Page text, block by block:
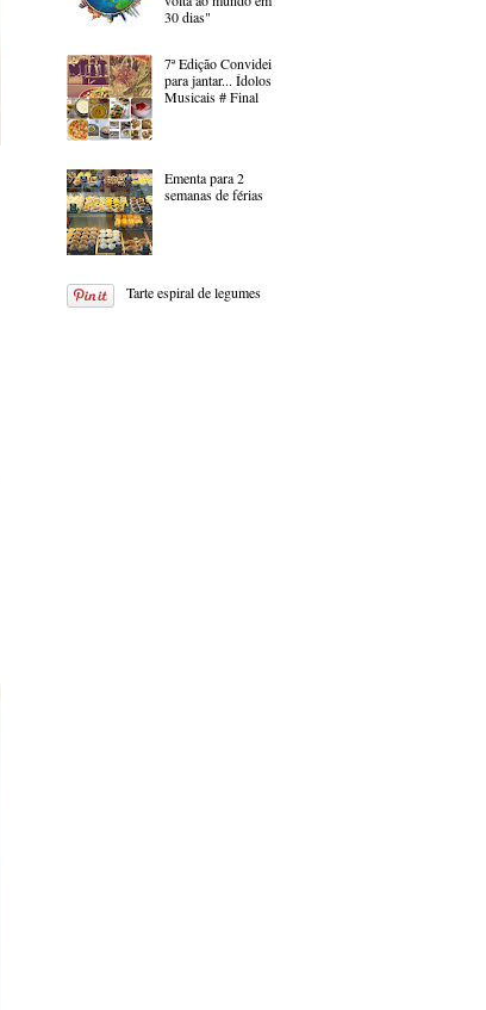
30 dias"
7ª Edição Convidei
para jantar... Ídolos
Musicais # Final
Ementa para 2
semanas de férias
Tarte espiral de legumes